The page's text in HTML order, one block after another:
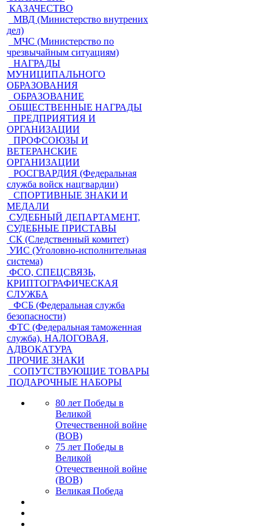
КАЗАЧЕСТВО
МВД (Министерство внутрених
дел)
МЧС (Министерство по
чрезвычайным ситуациям)
НАГРАДЫ
МУНИЦИПАЛЬНОГО
ОБРАЗОВАНИЯ
ОБРАЗОВАНИЕ
ОБЩЕСТВЕННЫЕ НАГРАДЫ
ПРЕДПРИЯТИЯ И
ОРГАНИЗАЦИИ
ПРОФСОЮЗЫ И
ВЕТЕРАНСКИЕ
ОРГАНИЗАЦИИ
РОСГВАРДИЯ (Федеральная
служба войск нацгвардии)
СПОРТИВНЫЕ ЗНАКИ И
МЕДАЛИ
СУДЕБНЫЙ ДЕПАРТАМЕНТ,
СУДЕБНЫЕ ПРИСТАВЫ
СК (Следственный комитет)
УИС (Уголовно-исполнительная
система)
ФСО, СПЕЦСВЯЗЬ,
КРИПТОГРАФИЧЕСКАЯ
СЛУЖБА
ФСБ (Федеральная служба
безопасности)
ФТС (Федеральная таможенная
служба), НАЛОГОВАЯ,
АДВОКАТУРА
ПРОЧИЕ ЗНАКИ
СОПУТСТВУЮЩИЕ ТОВАРЫ
ПОДАРОЧНЫЕ НАБОРЫ
80 лет Победы в
Великой
Отечественной войне
(ВОВ)
75 лет Победы в
Великой
Отечественной войне
(ВОВ)
Великая Победа